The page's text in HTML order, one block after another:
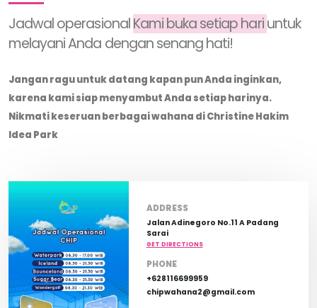
Jadwal operasionalKami buka setiap hariuntuk
melayani Anda dengan senang hati!
Jangan ragu untuk datang kapan pun Anda inginkan,
karena kami siap menyambut Anda setiap harinya.
Nikmati keseruan berbagai wahana di Christine Hakim
Idea Park
ADDRESS
Jalan Adinegoro No.11 A Padang
Sarai
GET DIRECTIONS
PHONE
+628116699959
chipwahana2@gmail.com